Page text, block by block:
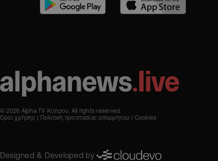
© 2026 Alpha TV Κύπρου. All rights reserved
Όροι χρήσης
Πολιτική προστασίας απορρήτου Cookies
Designed & Developed by